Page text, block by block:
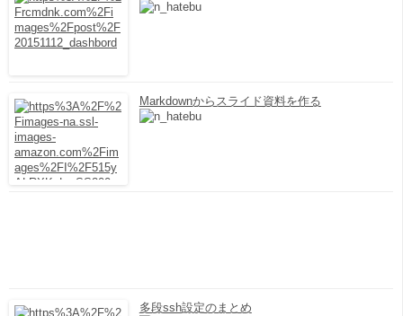
Markdownからスライド資料を作る
多段ssh設定のまとめ